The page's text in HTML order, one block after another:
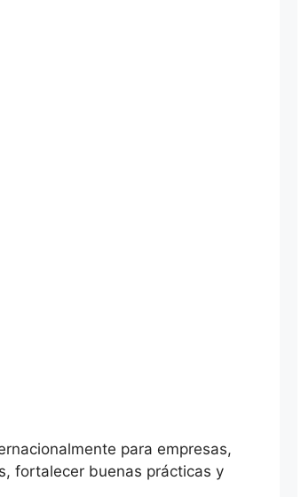
para empresas,
fortalecer buenas prácticas y